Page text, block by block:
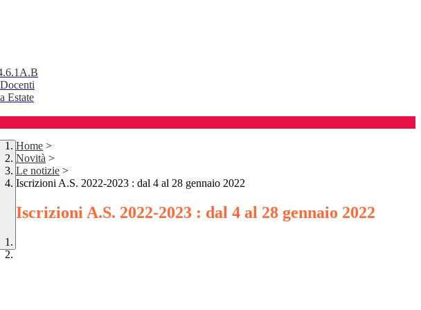
Estate
Home >
Novità >
Le notizie >
Iscrizioni A.S. 2022-2023 : dal 4 al 28 gennaio 2022
Iscrizioni A.S. 2022-2023 : dal 4 al 28 gennaio 2022